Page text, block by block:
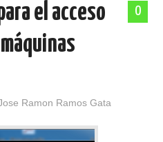
0
el acceso
Ramon Ramos Gata